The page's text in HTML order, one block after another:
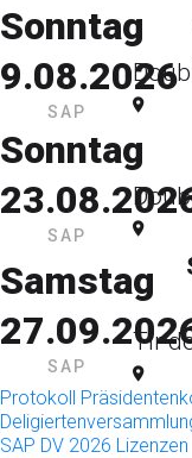
Sonntag
9.08.2026
SAP
Sonntag
SAP
Samstag
SAP
Tir
Protokoll
SAP DV 2026 Lizenzen